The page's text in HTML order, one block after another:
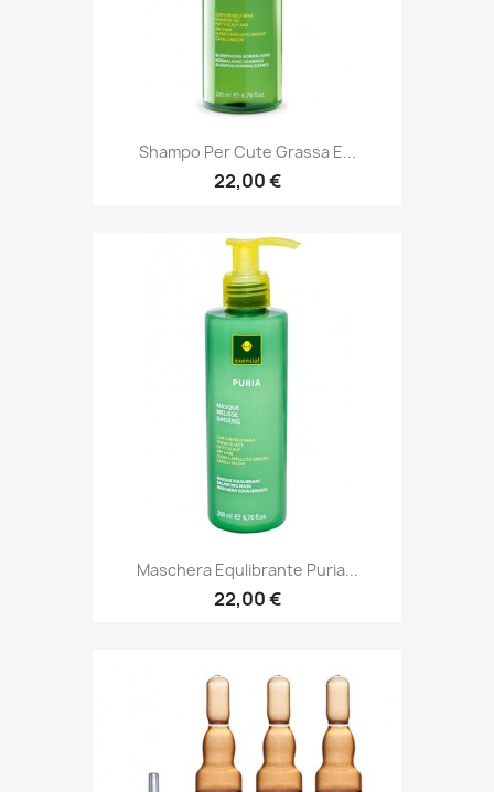
Shampo Per Cute Grassa E...
22,00 €
Maschera Equlibrante Puria...
22,00 €